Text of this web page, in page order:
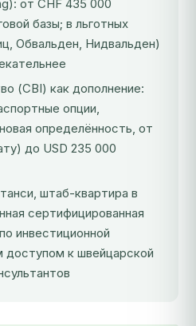
от CHF 435 000
базы; в льготных
Обвальден, Нидвальден)
(CBI) как дополнение:
опции,
определённость, от
до USD 235 000
штаб-квартира в
сертифицированная
инвестиционной
доступом к швейцарской